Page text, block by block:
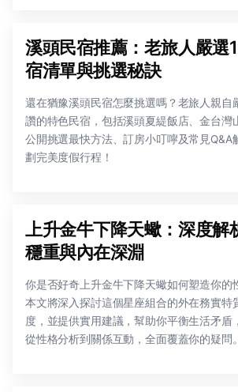
溪頭民宿推薦：老旅人嚴選
宿清單與挑選秘訣
還在猶豫溪頭民宿怎麼挑選嗎？老旅人親自
讚的特色民宿，包括溪頭夏緹飯店、金台灣
公開挑選最快方法、訂房小叮嚀及常見Q&A
劃完美度假行程！
上升金牛下降天蠍：深度解
穩重與內在深淵
你是否好奇上升金牛下降天蠍如何塑造你的
本文將深入探討這個星座組合的外在務實特
度，並提供實用建議，幫助你平衡生活矛盾
從性格分析到關係互動，全面覆蓋你的疑問。